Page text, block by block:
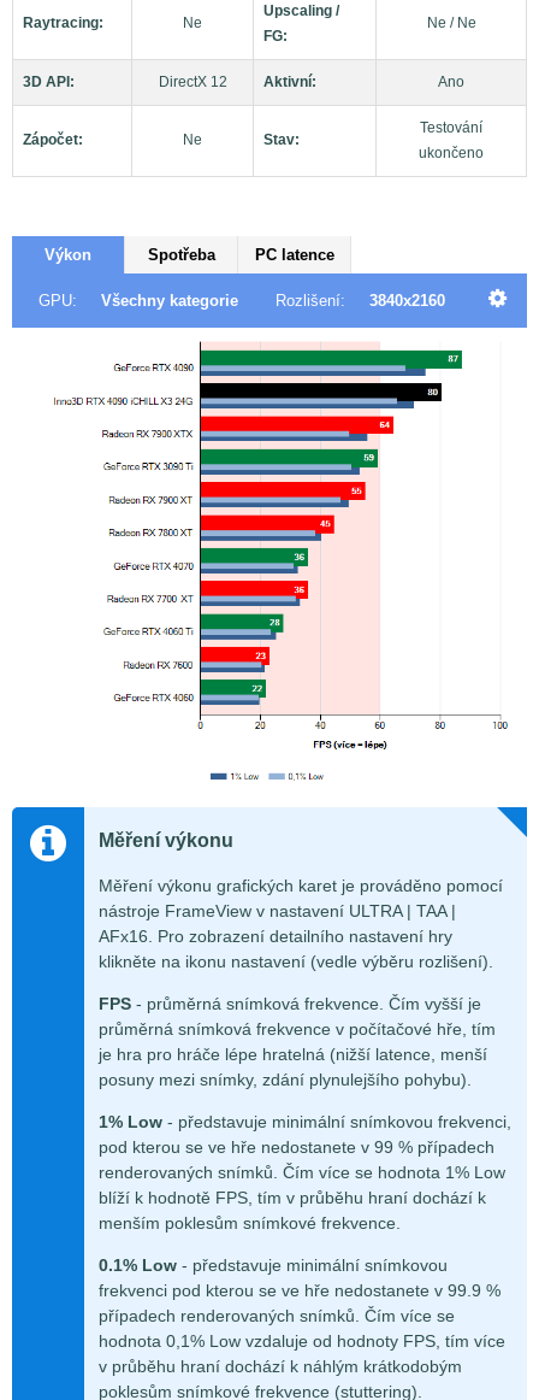
Raytracing: Ne
Upscaling /
FG:
Ne / Ne
3D API: DirectX 12 Aktivní: Ano
Zápočet: Ne Stav:
Testování
ukončeno
Výkon Spotřeba PC latence
GPU: Všechny kategorie Rozlišení: 3840x2160
Měření výkonu
Měření výkonu grafických karet je prováděno pomocí
nástroje FrameView v nastavení ULTRA | TAA |
AFx16. Pro zobrazení detailního nastavení hry
klikněte na ikonu nastavení (vedle výběru rozlišení).
FPS - průměrná snímková frekvence. Čím vyšší je
průměrná snímková frekvence v počítačové hře, tím
je hra pro hráče lépe hratelná (nižší latence, menší
posuny mezi snímky, zdání plynulejšího pohybu).
1% Low - představuje minimální snímkovou frekvenci,
pod kterou se ve hře nedostanete v 99 % případech
renderovaných snímků. Čím více se hodnota 1% Low
blíží k hodnotě FPS, tím v průběhu hraní dochází k
menším poklesům snímkové frekvence.
0.1% Low - představuje minimální snímkovou
frekvenci pod kterou se ve hře nedostanete v 99.9 %
případech renderovaných snímků. Čím více se
hodnota 0,1% Low vzdaluje od hodnoty FPS, tím více
v průběhu hraní dochází k náhlým krátkodobým
poklesům snímkové frekvence (stuttering).